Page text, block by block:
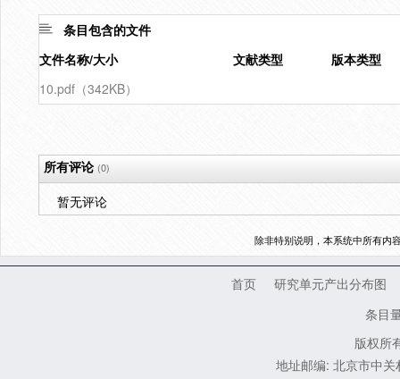
条目包含的文件
文件名称/大小
文献类型
版本类型
10.pdf（342KB）
所有评论(0)
暂无评论
除非特别说明，本系统中所有内
首页
研究单元产出分布图
条目
版权所
地址邮编: 北京市中